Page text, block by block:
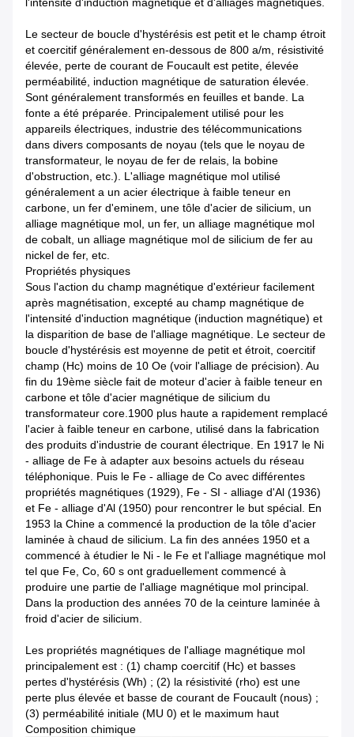
l'intensité d'induction magnétique et d'alliages magnétiques.
Le secteur de boucle d'hystérésis est petit et le champ étroit
et coercitif généralement en-dessous de 800 a/m, résistivité
élevée, perte de courant de Foucault est petite, élevée
perméabilité, induction magnétique de saturation élevée.
Sont généralement transformés en feuilles et bande. La
fonte a été préparée. Principalement utilisé pour les
appareils électriques, industrie des télécommunications
dans divers composants de noyau (tels que le noyau de
transformateur, le noyau de fer de relais, la bobine
d'obstruction, etc.). L'alliage magnétique mol utilisé
généralement a un acier électrique à faible teneur en
carbone, un fer d'eminem, une tôle d'acier de silicium, un
alliage magnétique mol, un fer, un alliage magnétique mol
de cobalt, un alliage magnétique mol de silicium de fer au
nickel de fer, etc.
Propriétés physiques
Sous l'action du champ magnétique d'extérieur facilement
après magnétisation, excepté au champ magnétique de
l'intensité d'induction magnétique (induction magnétique) et
la disparition de base de l'alliage magnétique. Le secteur de
boucle d'hystérésis est moyenne de petit et étroit, coercitif
champ (Hc) moins de 10 Oe (voir l'alliage de précision). Au
fin du 19ème siècle fait de moteur d'acier à faible teneur en
carbone et tôle d'acier magnétique de silicium du
transformateur core.1900 plus haute a rapidement remplacé
l'acier à faible teneur en carbone, utilisé dans la fabrication
des produits d'industrie de courant électrique. En 1917 le Ni
- alliage de Fe à adapter aux besoins actuels du réseau
téléphonique. Puis le Fe - alliage de Co avec différentes
propriétés magnétiques (1929), Fe - SI - alliage d'Al (1936)
et Fe - alliage d'Al (1950) pour rencontrer le but spécial. En
1953 la Chine a commencé la production de la tôle d'acier
laminée à chaud de silicium. La fin des années 1950 et a
commencé à étudier le Ni - le Fe et l'alliage magnétique mol
tel que Fe, Co, 60 s ont graduellement commencé à
produire une partie de l'alliage magnétique mol principal.
Dans la production des années 70 de la ceinture laminée à
froid d'acier de silicium.
Les propriétés magnétiques de l'alliage magnétique mol
principalement est : (1) champ coercitif (Hc) et basses
pertes d'hystérésis (Wh) ; (2) la résistivité (rho) est une
perte plus élevée et basse de courant de Foucault (nous) ;
(3) perméabilité initiale (MU 0) et le maximum haut
Composition chimique